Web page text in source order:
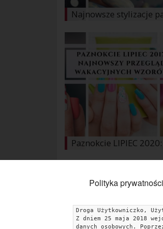
KATEGORIE
Polityka prywatności
Droga Użytkowniczko,
Z dniem 25 maja 2018
danych osobowych.